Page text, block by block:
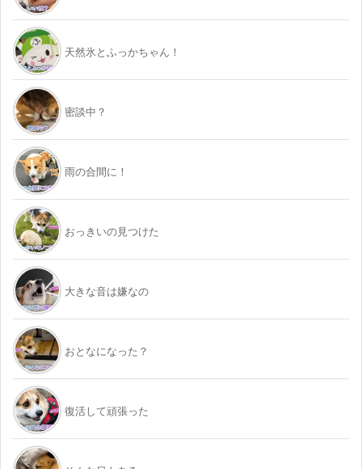
天然氷とふっかちゃん！
密談中？
雨の合間に！
おっきいの見つけた
大きな音は嫌なの
おとなになった？
復活して頑張った